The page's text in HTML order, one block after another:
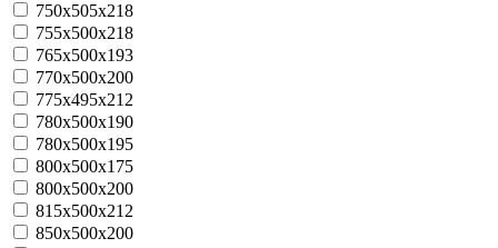
750х505х218
755x500x218
765х500х193
770х500х200
775x495x212
780x500x190
780x500x195
800x500x175
800х500х200
815x500x212
850х500х200